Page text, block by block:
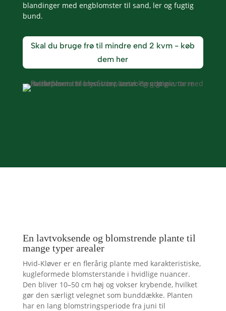
blandinger med engblomster til sand, ler og fugtig
bund.
Skal du bruge frø til mindre end 2 kvm - køb
dem her
En lavtvoksende og blomstrende plante til
mange typer arealer
Hvid-Kløver er en flerårig plante med karakteristiske,
kugleformede blomsterstande i hvidlige nuancer.
Den bliver 10–50 cm høj og vokser krybende, hvilket
gør den særligt velegnet som bunddække. Planten
har en lang blomstringsperiode fra juni til